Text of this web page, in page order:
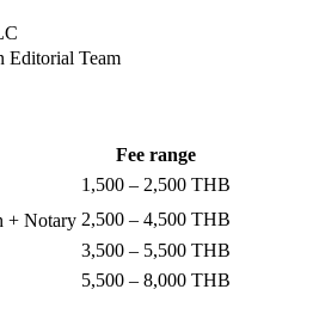
Editorial Team
Fee range
1,500 – 2,500 THB
+ Notary 2,500 – 4,500 THB
3,500 – 5,500 THB
5,500 – 8,000 THB